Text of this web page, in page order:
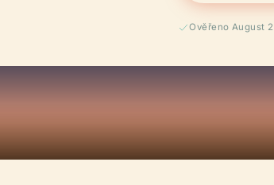
Ověřeno August